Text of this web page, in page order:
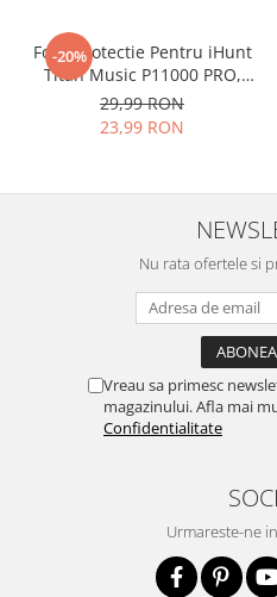
esteNano
Acestag
SPARGE in
ascutite si
Nu numai ca
zgarieturi si
Folia avand
zgarieturi,
imaculat
-20%
Folie Protectie Pentru iHunt
Titan Music P11000 PRO,
VDOO
29,99 RON
23,99 RON
Nu rata ofertele si
Vreau sa primesc
magazinului. Afla mai
Confidentialitate
Urmareste-ne